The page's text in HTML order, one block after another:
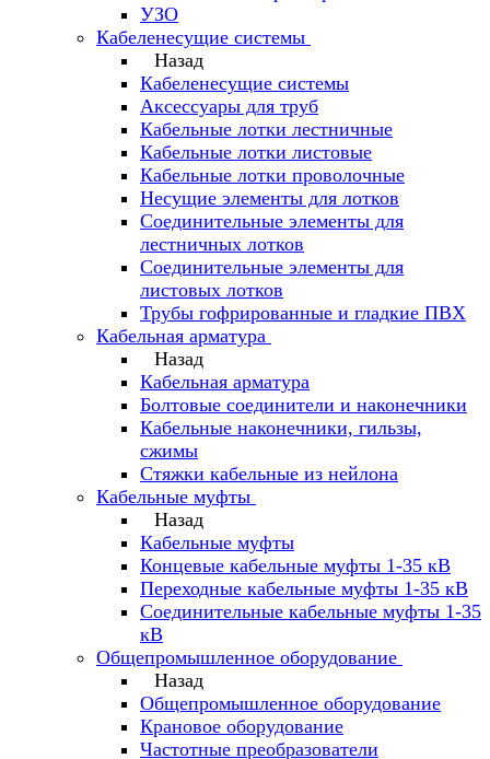
УЗО
Кабеленесущие системы
Назад
Кабеленесущие системы
Аксессуары для труб
Кабельные лотки лестничные
Кабельные лотки листовые
Кабельные лотки проволочные
Несущие элементы для лотков
Соединительные элементы для
лестничных лотков
Соединительные элементы для
листовых лотков
Трубы гофрированные и гладкие ПВХ
Кабельная арматура
Назад
Кабельная арматура
Болтовые соединители и наконечники
Кабельные наконечники, гильзы,
сжимы
Стяжки кабельные из нейлона
Кабельные муфты
Назад
Кабельные муфты
Концевые кабельные муфты 1-35 кВ
Переходные кабельные муфты 1-35 кВ
Соединительные кабельные муфты 1-35
кВ
Общепромышленное оборудование
Назад
Общепромышленное оборудование
Крановое оборудование
Частотные преобразователи